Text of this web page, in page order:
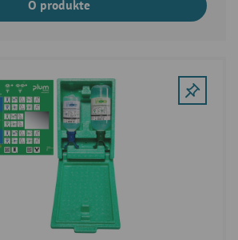
O produkte